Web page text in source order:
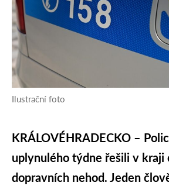
Ilustrační foto
KRÁLOVÉHRADECKO –
uplynulého týdne řešili v kraji
dopravních nehod. Jeden